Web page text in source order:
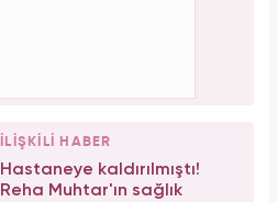
İLİŞKİLİ HABER
Hastaneye kaldırılmıştı!
Reha Muhtar'ın sağlık